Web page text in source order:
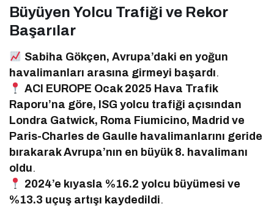
Büyüyen Yolcu Trafiği ve Rekor
Başarılar
Sabiha Gökçen, Avrupa’daki en yoğun
havalimanları arasına girmeyi başardı.
ACI EUROPE Ocak 2025 Hava Trafik
Raporu’na göre, ISG yolcu trafiği açısından
Londra Gatwick, Roma Fiumicino, Madrid ve
Paris-Charles de Gaulle havalimanlarını geride
bırakarak Avrupa’nın en büyük 8. havalimanı
oldu.
2024’e kıyasla %16.2 yolcu büyümesi ve
%13.3 uçuş artışı kaydedildi.